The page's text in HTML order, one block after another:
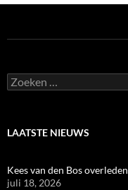
Zoeken
naar:
LAATSTE NIEUWS
Kees van den Bos overleden
juli 18, 2026